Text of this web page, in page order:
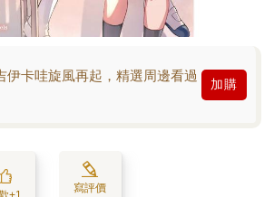
卡哇旋風再起，精選周邊看過
加購
寫評價